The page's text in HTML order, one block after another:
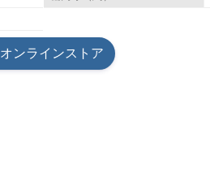
オンラインストア